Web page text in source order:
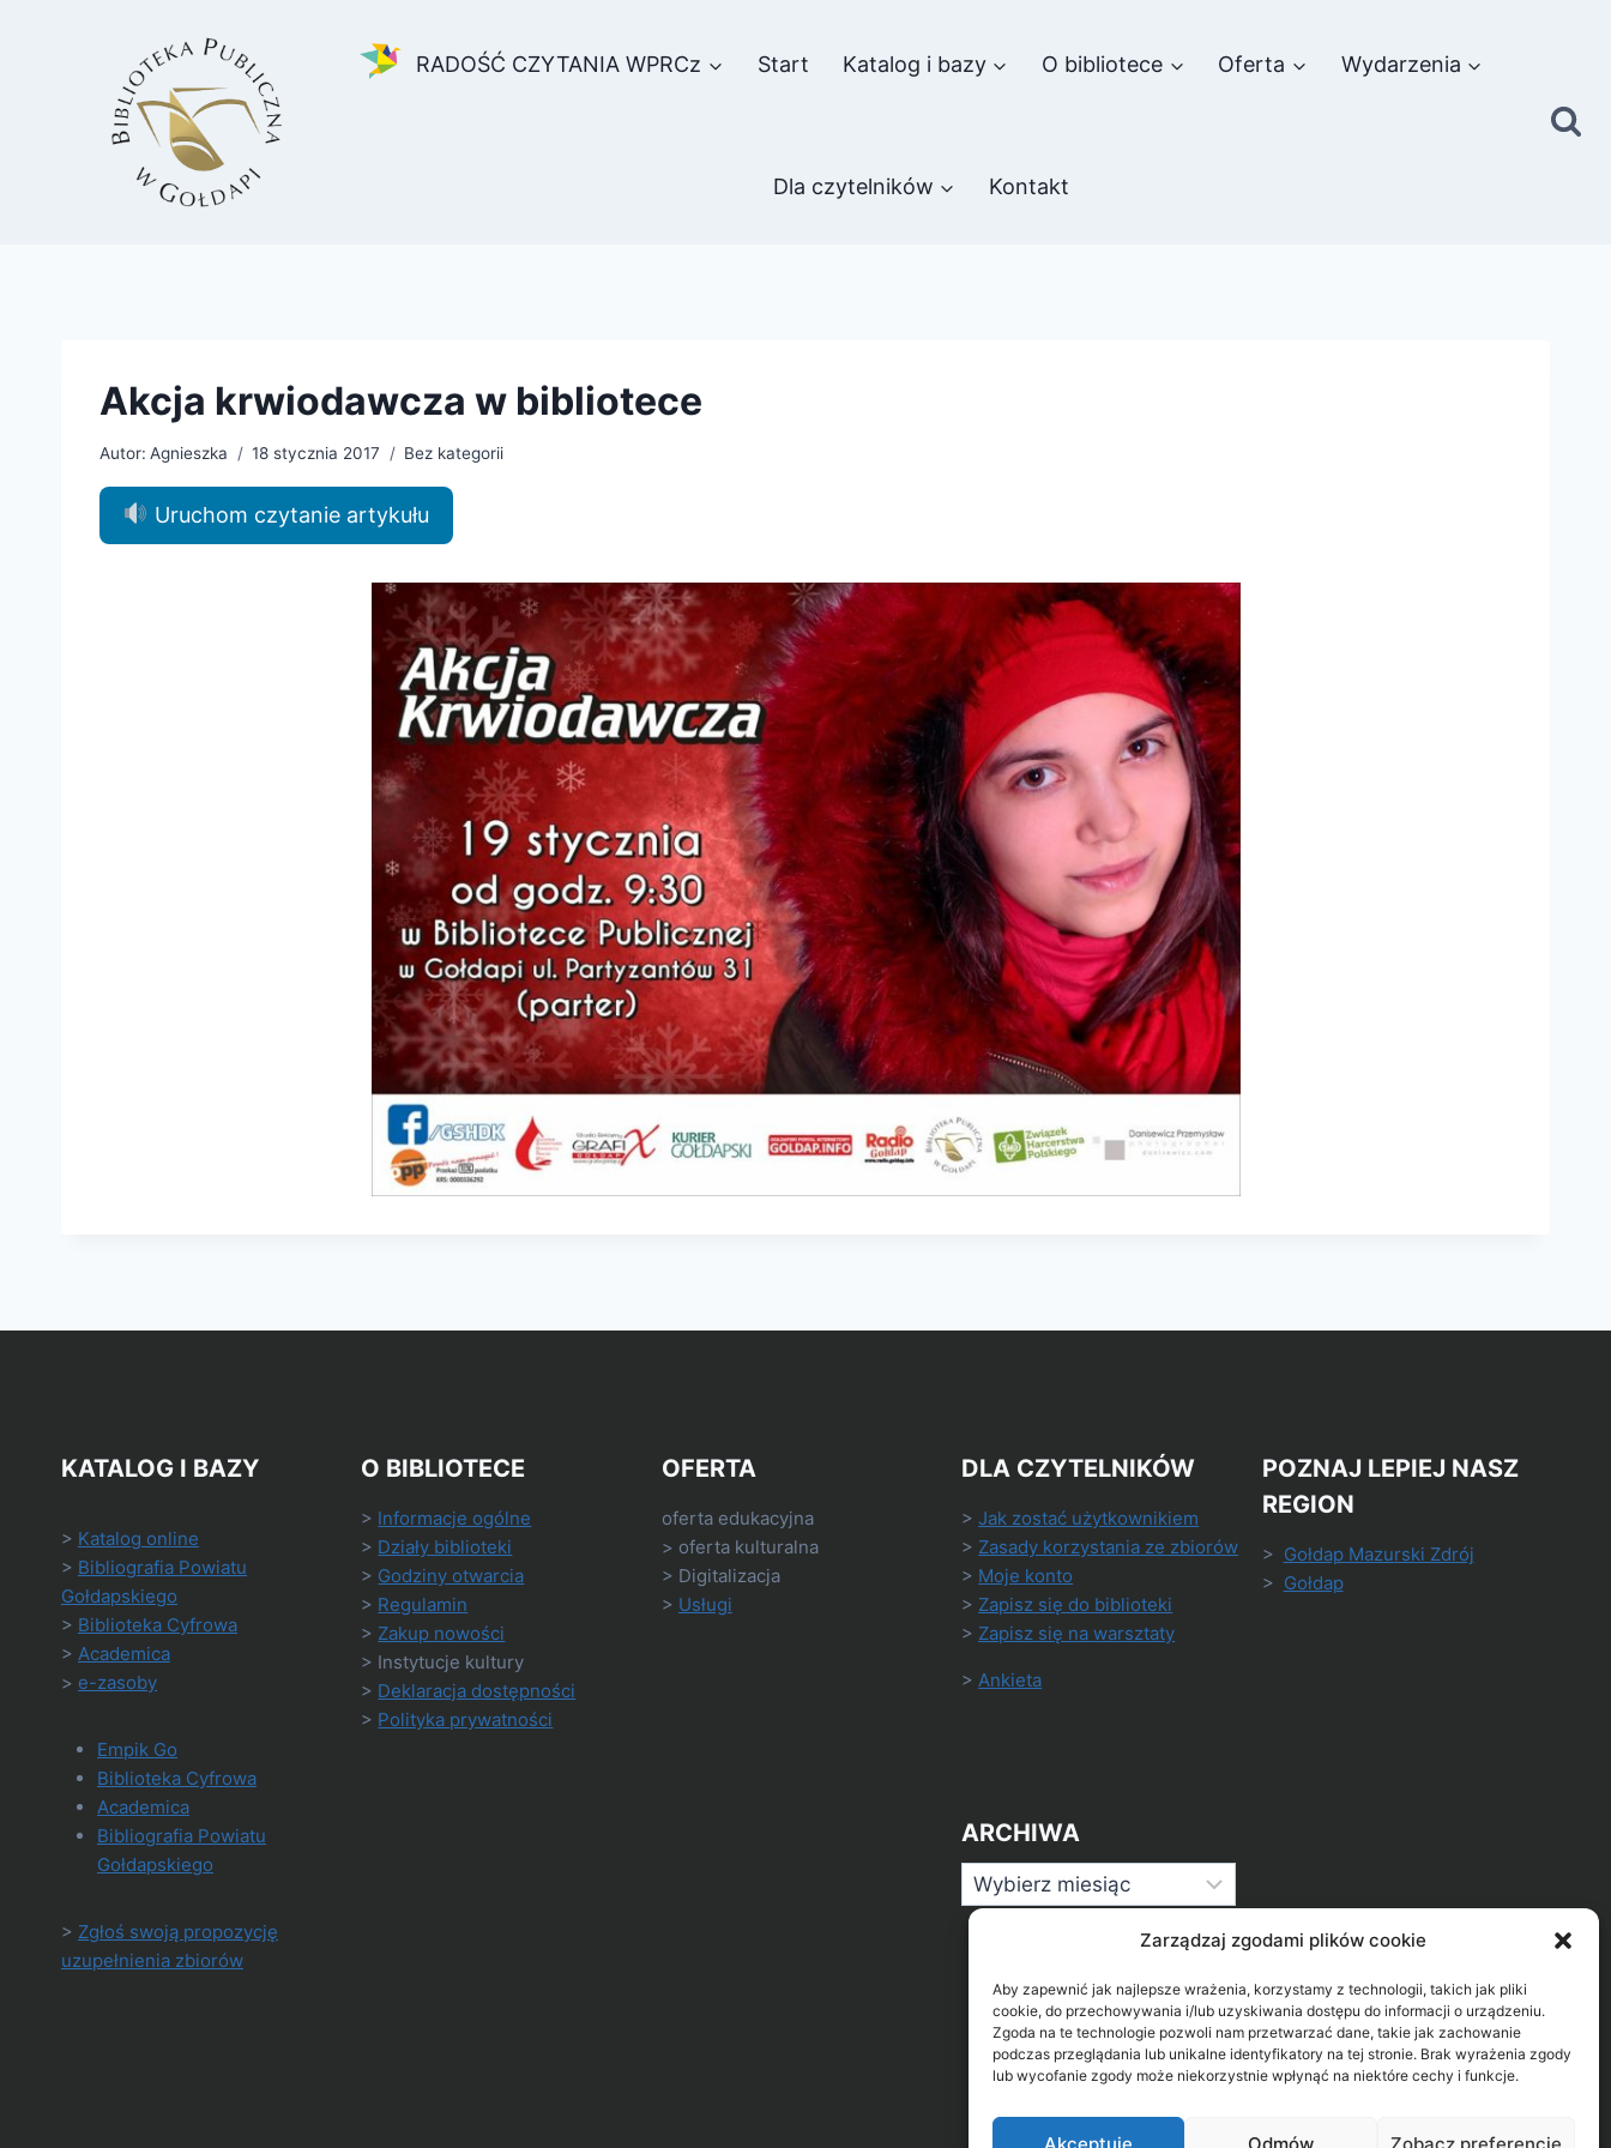
Zarządzaj zgodami plików cookie
Aby zapewnić jak najlepsze wrażenia, korzystamy z technologii, takich jak pliki
cookie, do przechowywania i/lub uzyskiwania dostępu do informacji o urządzeniu.
Zgoda na te technologie pozwoli nam przetwarzać dane, takie jak zachowanie
podczas przeglądania lub unikalne identyfikatory na tej stronie. Brak wyrażenia zgody
lub wycofanie zgody może niekorzystnie wpłynąć na niektóre cechy i funkcje.
Akceptuję Odmów Zobacz preferencje
RADOŚĆ CZYTANIA WPRCz Start Katalog i bazy O bibliotece Oferta Wydarzenia
Dla czytelników Kontakt
Akcja krwiodawcza w bibliotece
Autor: Agnieszka 18 stycznia 2017 Bez kategorii
Uruchom czytanie artykułu
KATALOG I BAZY
> Katalog online
> Bibliografia Powiatu
Gołdapskiego
> Biblioteka Cyfrowa
> Academica
> e-zasoby
Empik Go
Biblioteka Cyfrowa
Academica
Bibliografia Powiatu
Gołdapskiego
> Zgłoś swoją propozycję
uzupełnienia zbiorów
O BIBLIOTECE
> Informacje ogólne
> Działy biblioteki
> Godziny otwarcia
> Regulamin
> Zakup nowości
> Instytucje kultury
> Deklaracja dostępności
> Polityka prywatności
OFERTA
oferta edukacyjna
> oferta kulturalna
> Digitalizacja
> Usługi
DLA CZYTELNIKÓW
>Jak zostać użytkownikiem
> Zasady korzystania ze zbiorów
> Moje konto
> Zapisz się do biblioteki
> Zapisz się na warsztaty
>Ankieta
ARCHIWA
Archiwa
POZNAJ LEPIEJ NASZ
REGION
> Gołdap Mazurski Zdrój
> Gołdap